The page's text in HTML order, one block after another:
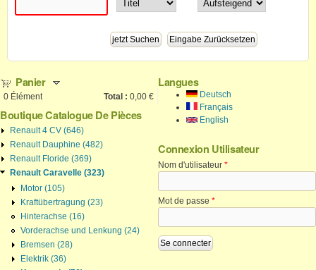
Panier
0 Élément Total : 0,00 €
Boutique Catalogue De Pièces
Renault 4 CV (646)
Renault Dauphine (482)
Renault Floride (369)
Renault Caravelle (323)
Motor (105)
Kraftübertragung (23)
Hinterachse (16)
Vorderachse und Lenkung (24)
Bremsen (28)
Elektrik (36)
Langues
Deutsch
Français
English
Connexion Utilisateur
Nom d'utilisateur *
Mot de passe *